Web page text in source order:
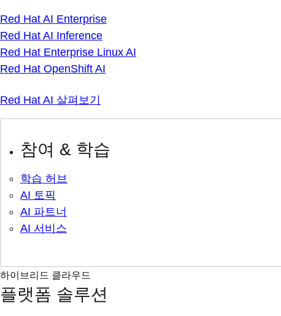
Red Hat AI Enterprise
Red Hat AI Inference
Red Hat Enterprise Linux AI
Red Hat OpenShift AI
Red Hat AI 살펴보기
참여 & 학습
학습 허브
AI 토픽
AI 파트너
AI 서비스
하이브리드 클라우드
플랫폼 솔루션